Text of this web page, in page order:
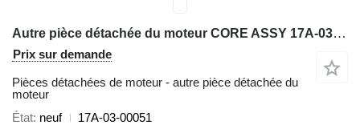
Autre pièce détachée du moteur CORE ASSY 17A-03-00051 pour bulldozer Komatsu D155A
Prix sur demande
Pièces détachées de moteur - autre pièce détachée du
moteur
État neuf
17A-03-00051